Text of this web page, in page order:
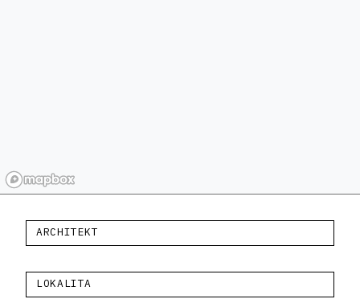
ARCHITEKT
LOKALITA